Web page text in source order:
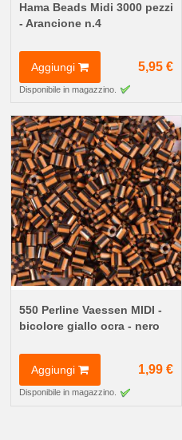
Hama Beads Midi 3000 pezzi
- Arancione n.4
Aggiungi 5,95 €
Disponibile in magazzino.
550 Perline Vaessen MIDI -
bicolore giallo ocra - nero
Aggiungi 1,99 €
Disponibile in magazzino.